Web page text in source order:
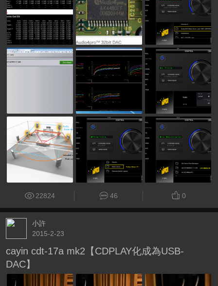
22824 46 0
小許
2015-2-23
cayin cdt-17a mk2【CDPLAY化成為USB-
DAC】